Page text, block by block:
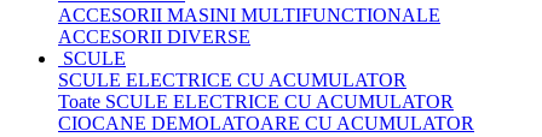
ACCESORII MASINI MULTIFUNCTIONALE
ACCESORII DIVERSE
SCULE
SCULE ELECTRICE CU ACUMULATOR
Toate SCULE ELECTRICE CU ACUMULATOR
CIOCANE DEMOLATOARE CU ACUMULATOR